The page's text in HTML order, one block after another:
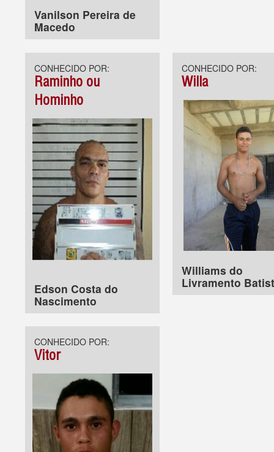
Vanilson Pereira de
Macedo
CONHECIDO POR:
Raminho ou
Hominho
Edson Costa do
Nascimento
CONHECIDO POR:
Willa
Williams do
Livramento
CONHECIDO POR:
Vitor